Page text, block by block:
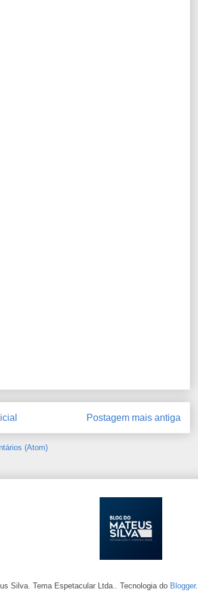
Postagem mais antiga
(Atom)
Silva. Tema Espetacular Ltda.. Tecnologia do Blogger.